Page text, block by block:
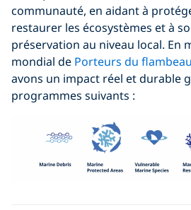
communauté, en aidant à
restaurer les écosystèmes et à
préservation au niveau local. En
mondial de Porteurs du
avons un impact réel et durable
programmes suivants :